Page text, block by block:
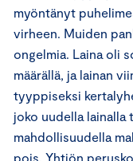
myöntänyt
virheen. Muiden
ongelmia. Laina oli
määrällä, ja lainan
tyyppiseksi
joko uudella lainalla
mahdollisuudella
pois. Yhtiön